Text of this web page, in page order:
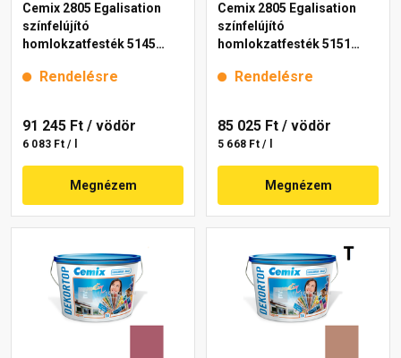
Cemix 2805 Egalisation
színfelújító
homlokzatfesték 5145
Rendelésre
91 245 Ft / vödör
6 083 Ft / l
Megnézem
Cemix 2805 Egalisation
színfelújító
homlokzatfesték 5151
Rendelésre
85 025 Ft / vödör
5 668 Ft / l
Megnézem